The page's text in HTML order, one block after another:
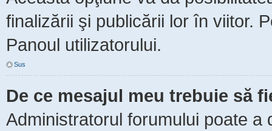
finalizării şi publicării lor în viitor.
Panoul utilizatorului.
Sus
De ce mesajul meu trebuie să
Administratorul forumului poate